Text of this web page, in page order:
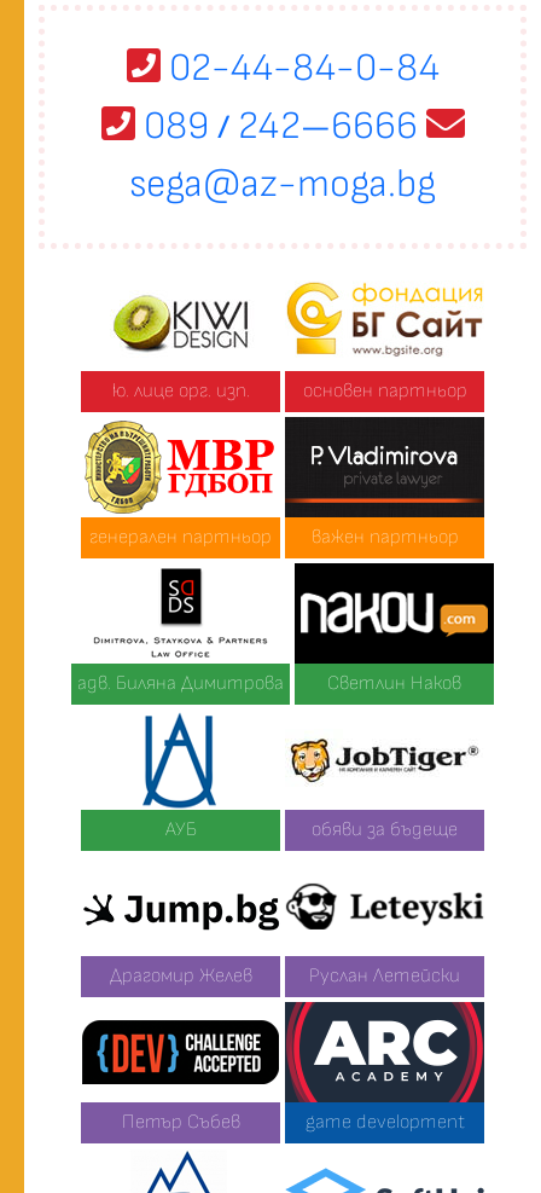
02-44-84-0-84
089 /242—6666
sega@az-moga.bg
ю. лице орг. изп. основен партньор
генерален партньор важен партньор
адв. Биляна Димитрова Светлин Наков
АУБ обяви за бъдеще
Драгомир Желев Руслан Летейски
Петър Събев game development